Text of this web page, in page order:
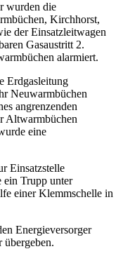
wurden die
Kirchhorst,
der Einsatzleitwagen
Gasaustritt 2.
alarmiert.
Erdgasleitung
Neuwarmbüchen
angrenzenden
Altwarmbüchen
eine
Einsatzstelle
ein Trupp unter
einer Klemmschelle in
Energieversorger
übergeben.